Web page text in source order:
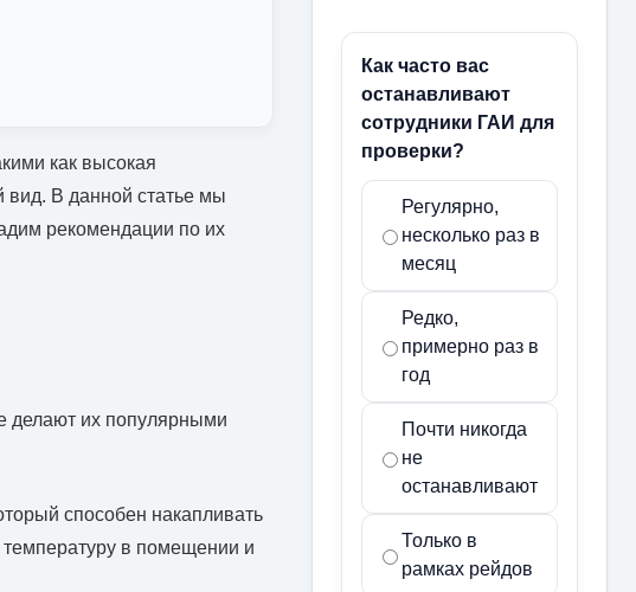
как высокая
вид. В данной статье мы
рекомендации по их
делают их популярными
способен накапливать
температуру в помещении и
Как часто вас
останавливают
сотрудники ГАИ для
проверки?
Регулярно,
несколько раз в
месяц
Редко,
примерно раз в
год
Почти никогда
не
останавливают
Только в
рамках рейдов